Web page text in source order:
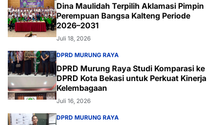
Dina Maulidah Terpilih Aklamasi Pimpin
Perempuan Bangsa Kalteng Periode
2026–2031
Juli 18, 2026
DPRD MURUNG RAYA
DPRD Murung Raya Studi Komparasi ke
DPRD Kota Bekasi untuk Perkuat Kinerja
Kelembagaan
Juli 16, 2026
DPRD MURUNG RAYA